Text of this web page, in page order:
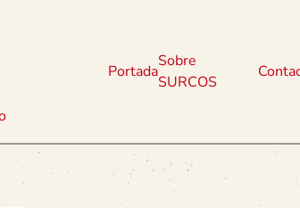
Portada
Sobre
SURCOS